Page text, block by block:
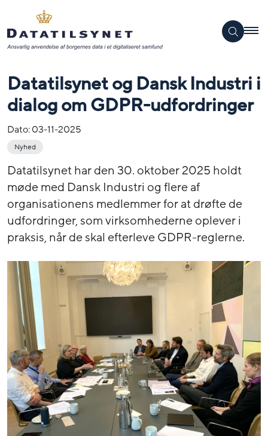
Datatilsynet og Dansk Industri i
dialog om GDPR-udfordringer
Dato:03-11-2025
Nyhed
Datatilsynet har den 30. oktober 2025 holdt
møde med Dansk Industri og flere af
organisationens medlemmer for at drøfte de
udfordringer, som virksomhederne oplever i
praksis, når de skal efterleve GDPR-reglerne.